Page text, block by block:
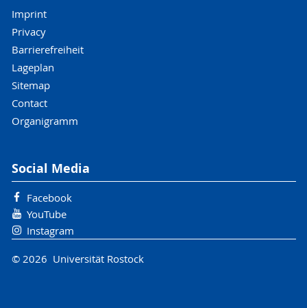
Imprint
Privacy
Barrierefreiheit
Lageplan
Sitemap
Contact
Organigramm
Social Media
Facebook
YouTube
Instagram
© 2026 Universität Rostock